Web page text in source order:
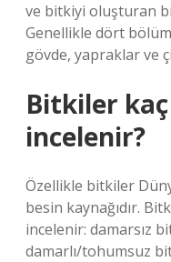
ve bitkiyi oluşturan
Genellikle dört
gövde, yapraklar ve
Bitkiler kaç
incelenir?
Özellikle bitkiler
besin kaynağıdır.
incelenir: damarsız
damarlı/tohumsuz